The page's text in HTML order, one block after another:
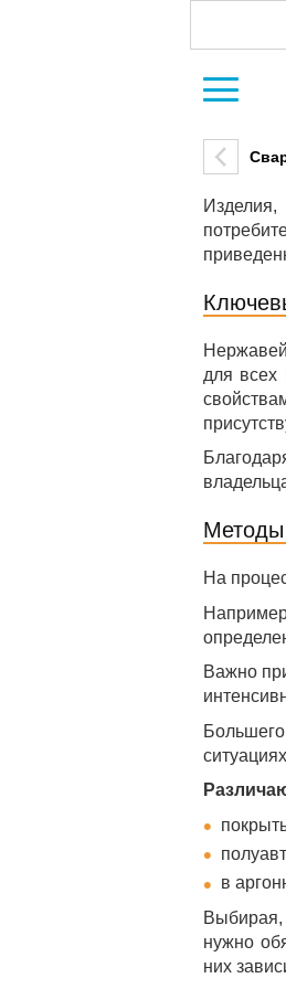
для всех
Методы
На
Важно
в
нужно
них